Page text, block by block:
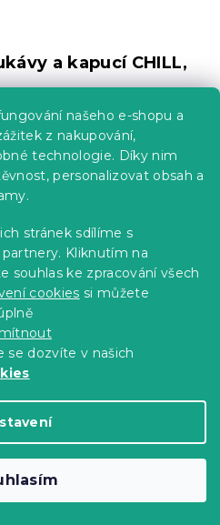
našeho e-shopu a
z nakupování,
technologie. Díky nim
personalizovat obsah a
stránek sdílíme s
Kliknutím na
souhlas ke zpracování všech
cookies si můžete
se dozvíte v našich
a kapucí CHILL,
JUDAS MEDAL Ø 58